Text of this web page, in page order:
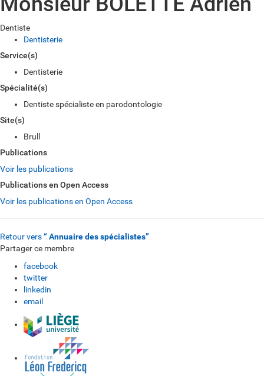
Dentiste
Dentisterie
Service(s)
Dentisterie
Spécialité(s)
Dentiste spécialiste en parodontologie
Site(s)
Brull
Publications
Voir les publications
Publications en Open Access
Voir les publications en Open Access
Retour vers“ Annuaire des spécialistes”
Partager ce membre
facebook
twitter
linkedin
email